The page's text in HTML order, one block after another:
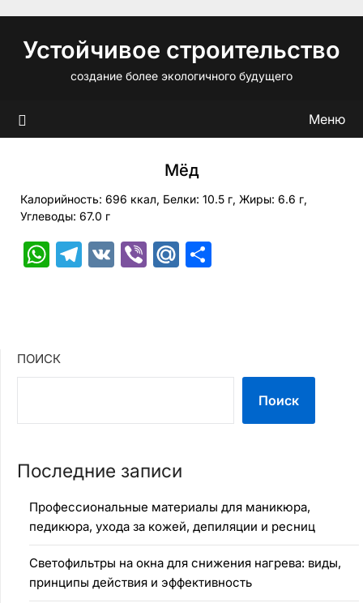
содержимому
Устойчивое строительство
создание более экологичного будущего
Меню
Мёд
Калорийность: 696 ккал, Белки: 10.5 г, Жиры: 6.6 г,
Углеводы: 67.0 г
WhatsApp
Telegram
VK ViberMail.Ru
ПОИСК
Поиск
Последние записи
Профессиональные материалы для маникюра,
педикюра, ухода за кожей, депиляции и ресниц
Светофильтры на окна для снижения нагрева: виды,
принципы действия и эффективность